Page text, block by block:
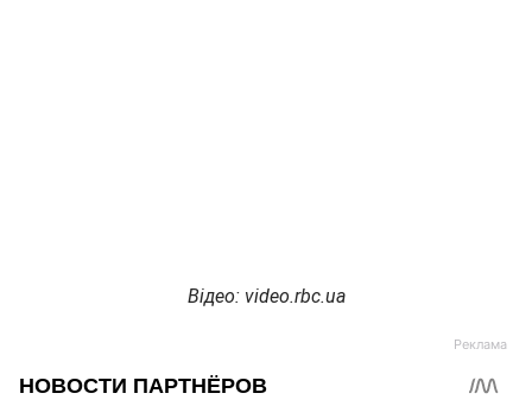
Відео: video.rbc.ua